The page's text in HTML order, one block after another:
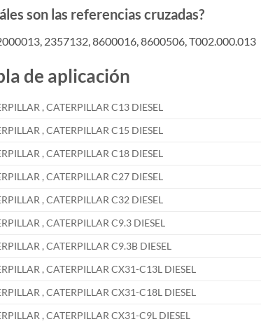
son las referencias cruzadas?
2357132, 8600016, 8600506, T002.000.013
de aplicación
, CATERPILLAR C13 DIESEL
, CATERPILLAR C15 DIESEL
, CATERPILLAR C18 DIESEL
, CATERPILLAR C27 DIESEL
, CATERPILLAR C32 DIESEL
, CATERPILLAR C9.3 DIESEL
, CATERPILLAR C9.3B DIESEL
, CATERPILLAR CX31-C13L DIESEL
, CATERPILLAR CX31-C18L DIESEL
, CATERPILLAR CX31-C9L DIESEL